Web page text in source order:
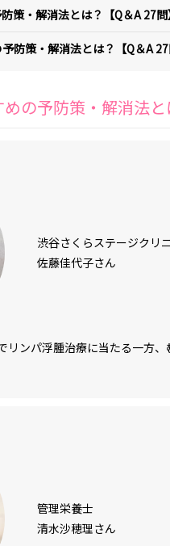
策・解消法とは？【Q＆A 27問
防策・解消法とは？【Q＆A 27
の予防策・解消法と
渋谷さくらステージクリ
佐藤佳代子さん
リンパ浮腫治療に当たる一方
管理栄養士
清水沙穂理さん